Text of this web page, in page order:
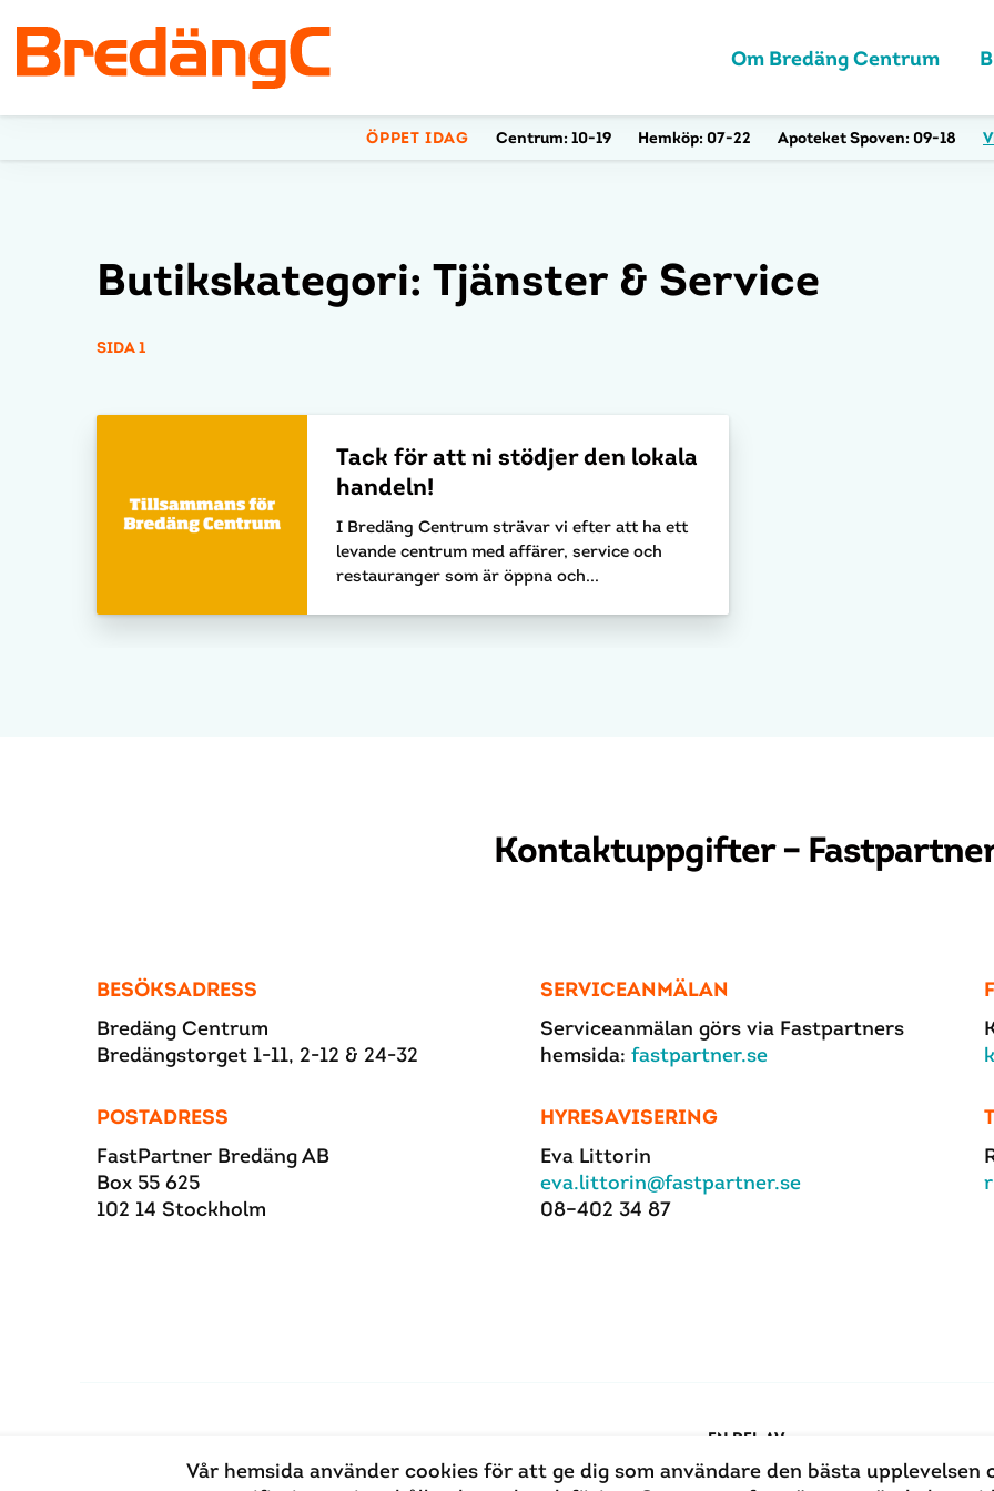
Om Bredäng Centrum
ÖPPET IDAG Centrum:10-19 Hemköp:07-22 Apoteket Spoven:09-18
Butikskategori: Tjänster & Service
SIDA 1
Tack för att ni stödjer den lokala
handeln!
I Bredäng Centrum strävar vi efter att ha ett
levande centrum med affärer, service och
restauranger som är öppna och...
Kontaktuppgifter –
BESÖKSADRESS
Bredäng Centrum
Bredängstorget 1-11, 2-12 & 24-32
POSTADRESS
FastPartner Bredäng AB
Box 55 625
102 14 Stockholm
SERVICEANMÄLAN
Serviceanmälan görs via Fastpartners
hemsida: fastpartner.se
HYRESAVISERING
Eva Littorin
eva.littorin@fastpartner.se
08–402 34 87
EN DEL AV
Vår hemsida använder cookies för att ge dig som användare den bästa upplevelsen